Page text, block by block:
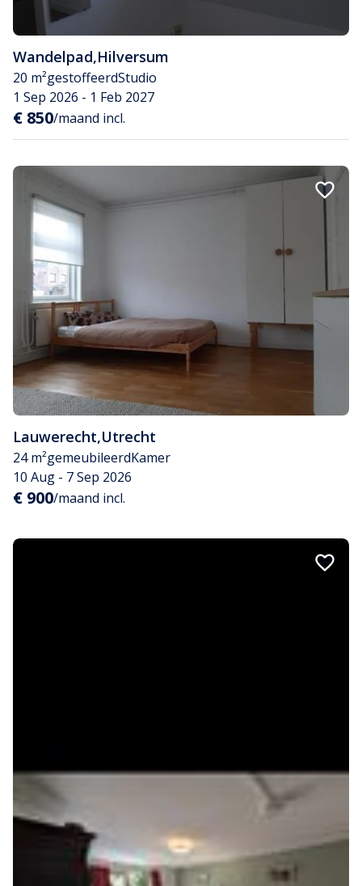
Wandelpad,Hilversum
20 m²gestoffeerdStudio
1 Sep 2026 - 1 Feb 2027
€ 850/maand incl.
Lauwerecht,Utrecht
24 m²gemeubileerdKamer
10 Aug - 7 Sep 2026
€ 900/maand incl.